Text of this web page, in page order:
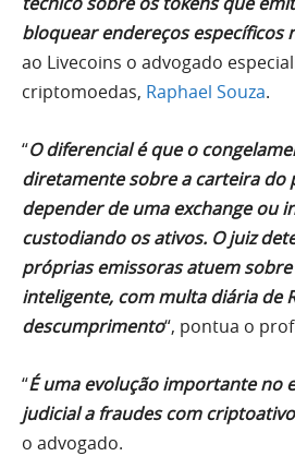
bloquear endereços específicos
ao Livecoins o advogado
criptomoedas, Raphael Souza.
“O diferencial é que o
diretamente sobre a carteira do
depender de uma exchange ou
custodiando os ativos. O juiz
próprias emissoras atuem
inteligente, com multa diária de
descumprimento“, pontua o
“É uma evolução importante no
judicial a fraudes com
o advogado.